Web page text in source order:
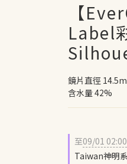
【
Label
鏡片直徑
含水量 42%
至09/01 02:00
Taiwan神明